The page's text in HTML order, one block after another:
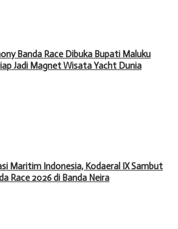
Banda Race Dibuka Bupati Maluku
Jadi Magnet Wisata Yacht Dunia
Maritim Indonesia, Kodaeral IX Sambut
Race 2026 di Banda Neira